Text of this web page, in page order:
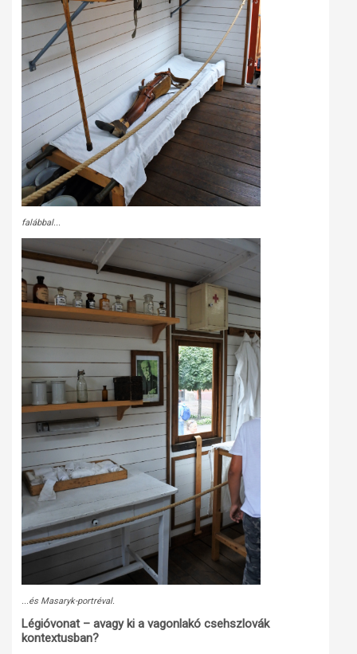
falábbal...
...és Masaryk-portréval.
Légióvonat – avagy ki a vagonlakó csehszlovák
kontextusban?